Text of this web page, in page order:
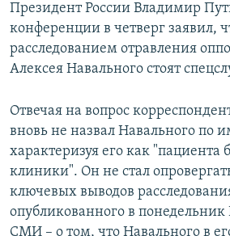
Президент России Владимир
конференции в четверг заявил,
расследованием отравления
Алексея Навального стоят
Отвечая на вопрос
вновь не назвал Навального по
характеризуя его как "пациента
клиники". Он не стал
ключевых выводов
опубликованного в
СМИ – о том, что Навального в